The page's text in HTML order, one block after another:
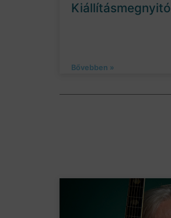
Kiállításmegnyitó
Bővebben »